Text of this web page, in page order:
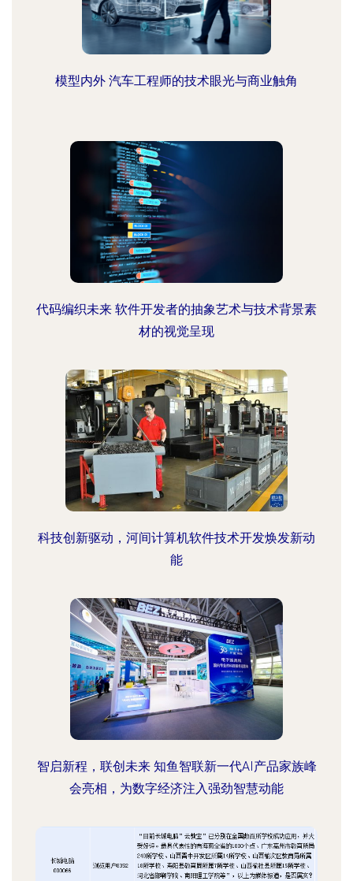
模型内外 汽车工程师的技术眼光与商业触角
代码编织未来 软件开发者的抽象艺术与技术背景素
材的视觉呈现
科技创新驱动，河间计算机软件技术开发焕发新动
能
智启新程，联创未来 知鱼智联新一代AI产品家族峰
会亮相，为数字经济注入强劲智慧动能